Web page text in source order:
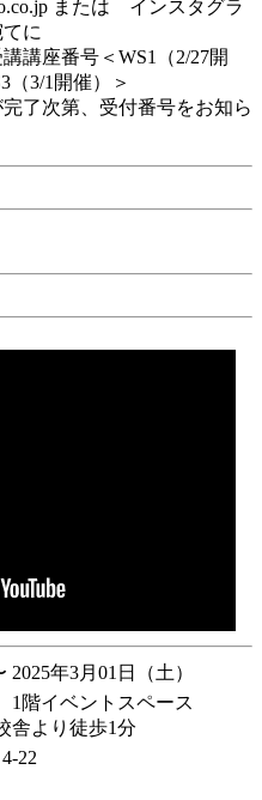
または インスタグラ
に
番号＜WS1（2/27開
（3/1開催）＞
了次第、受付番号をお知ら
年3月01日（土）
階イベントスペース
舎より徒歩1分
22